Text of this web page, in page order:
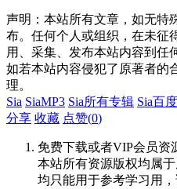
声明：本站所有文章，如无特
布。任何个人或组织，在未征
用、采集、发布本站内容到任
如若本站内容侵犯了原著者的
理。
Sia SiaMP3 Sia所有专辑 Sia百
分享 收藏 点赞(0)
免费下载或者VIP会员资
本站所有资源版权均属
均只能用于参考学习用